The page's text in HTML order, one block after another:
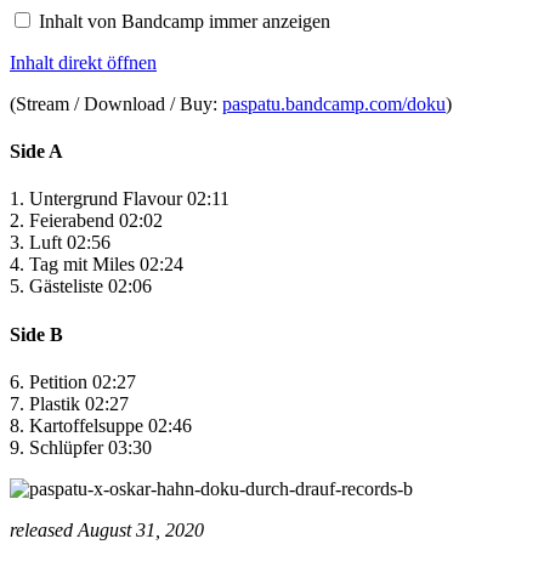
Inhalt von Bandcamp immer anzeigen
Inhalt direkt öffnen
(Stream / Download / Buy: paspatu.bandcamp.com/doku)
Side A
1. Untergrund Flavour 02:11
2. Feierabend 02:02
3. Luft 02:56
4. Tag mit Miles 02:24
5. Gästeliste 02:06
Side B
6. Petition 02:27
7. Plastik 02:27
8. Kartoffelsuppe 02:46
9. Schlüpfer 03:30
released August 31, 2020